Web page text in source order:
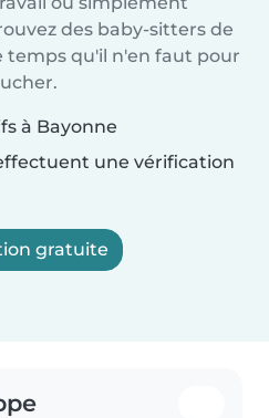
des baby-sitters de
temps qu'il n'en faut pour
à Bayonne
une vérification
gratuite